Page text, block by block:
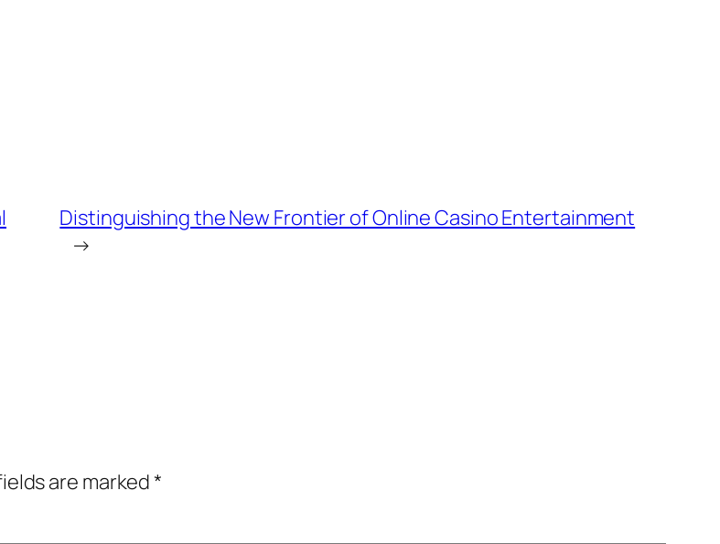
Distinguishing the New Frontier of Online Casino Entertainment
→
are marked*